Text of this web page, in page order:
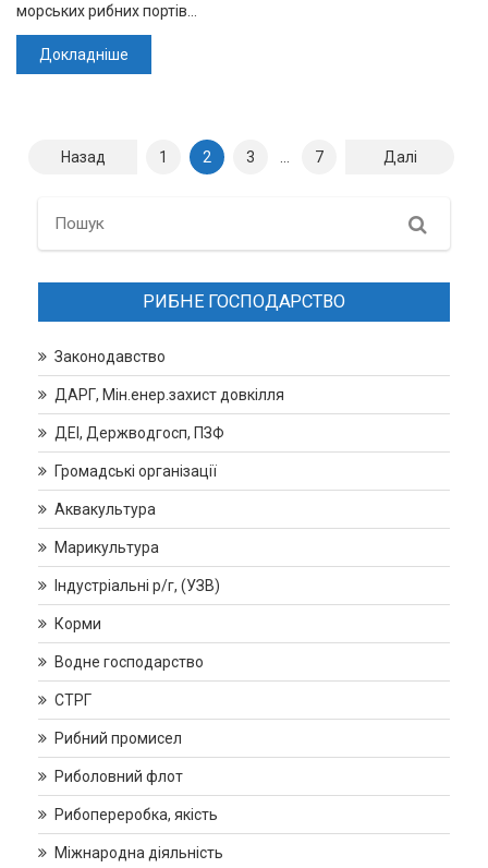
морських рибних портів…
Докладніше
Навігація
Назад 1 2 3 7 Далі
Search
РИБНЕ ГОСПОДАРСТВО
Законодавство
ДАРГ, Мін.енер.захист довкілля
ДЕІ, Держводгосп, ПЗФ
Громадські організації
Аквакультура
Марикультура
Індустріальні р/г, (УЗВ)
Корми
Водне господарство
СТРГ
Рибний промисел
Риболовний флот
Рибопереробка, якість
Міжнародна діяльність